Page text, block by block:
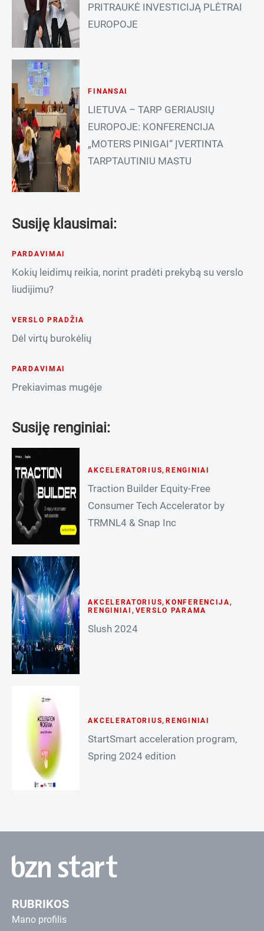
PRITRAUKĖ INVESTICIJĄ PLĖTRAI
EUROPOJE
FINANSAI
LIETUVA – TARP GERIAUSIŲ
EUROPOJE: KONFERENCIJA
„MOTERS PINIGAI“ ĮVERTINTA
TARPTAUTINIU MASTU
Susiję klausimai:
PARDAVIMAI
Kokių leidimų reikia, norint pradėti prekybą su verslo
liudijimu?
VERSLO PRADŽIA
Dėl virtų burokėlių
PARDAVIMAI
Prekiavimas mugėje
Susiję renginiai:
AKCELERATORIUS, RENGINIAI
Traction Builder Equity-Free
Consumer Tech Accelerator by
TRMNL4 & Snap Inc
AKCELERATORIUS, KONFERENCIJA,
RENGINIAI , VERSLO PARAMA
Slush 2024
AKCELERATORIUS, RENGINIAI
StartSmart acceleration program,
Spring 2024 edition
RUBRIKOS
Mano profilis